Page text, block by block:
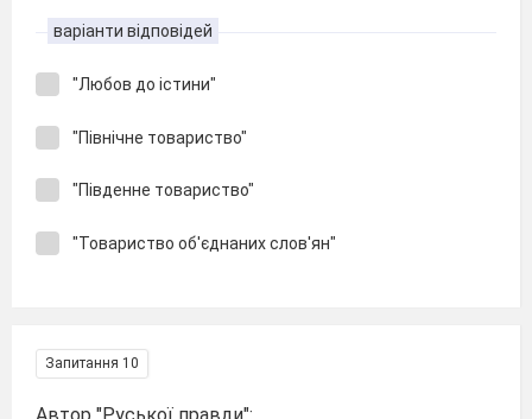
варіанти відповідей
"Любов до істини"
"Північне товариство"
"Південне товариство"
"Товариство об'єднаних слов'ян"
Запитання 10